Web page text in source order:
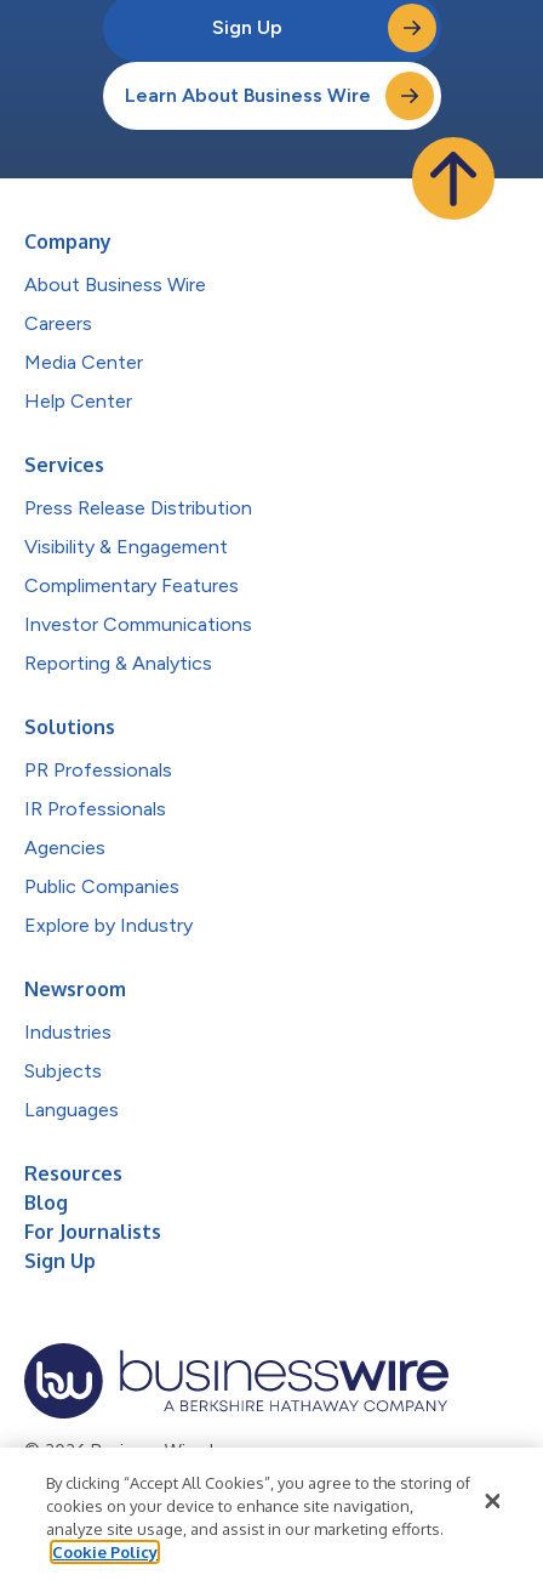
Sign Up
Learn About Business Wire
Company
About Business Wire
Careers
Media Center
Help Center
Services
Press Release Distribution
Visibility & Engagement
Complimentary Features
Investor Communications
Reporting & Analytics
Solutions
PR Professionals
IR Professionals
Agencies
Public Companies
Explore by Industry
Newsroom
Industries
Subjects
Languages
Resources
Blog
For Journalists
Sign Up
© 2026 Business Wire, Inc.
Privacy Policy Cookie Policy
Accessibility Statement
Terms of Use
Legal
By clicking “Accept All Cookies”, you agree to the storing of
cookies on your device to enhance site navigation,
analyze site usage, and assist in our marketing efforts.
Cookie Policy